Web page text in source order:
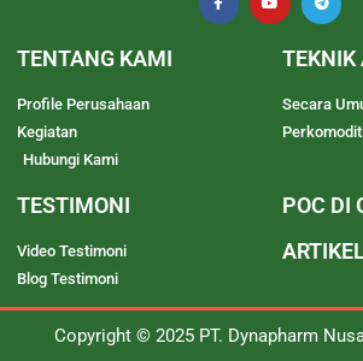
TENTANG KAMI
Profile Perusahaan
Kegiatan
Hubungi Kami
TEKNIK
Secara
TESTIMONI
Video Testimoni
Blog Testimoni
POC DI
Copyright © 2025 PT. Dynapharm